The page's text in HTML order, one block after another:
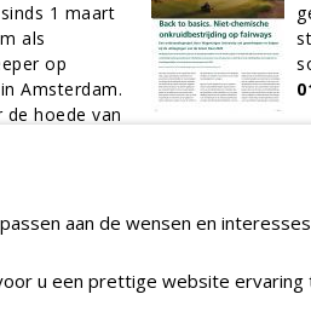
1 maart
als
op
Amsterdam.
hoede van
leidt tot
en
aan de wensen en
u een prettige website ervaring